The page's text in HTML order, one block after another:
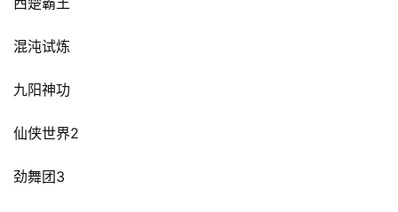
西楚霸王
混沌试炼
九阳神功
仙侠世界2
劲舞团 3